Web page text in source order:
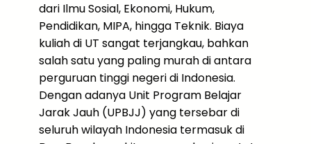
dari Ilmu Sosial, Ekonomi, Hukum,
Pendidikan, MIPA, hingga Teknik. Biaya
kuliah di UT sangat terjangkau, bahkan
salah satu yang paling murah di antara
perguruan tinggi negeri di Indonesia.
Dengan adanya Unit Program Belajar
Jarak Jauh (UPBJJ) yang tersebar di
seluruh wilayah Indonesia termasuk di